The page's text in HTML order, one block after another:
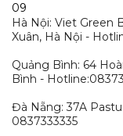
09
Hà Nội: Viet Green
Xuân, Hà Nội -
Quảng Bình: 64
Bình -
Đà Nẵng: 37A
0837333335